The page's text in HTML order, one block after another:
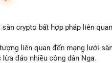
#tichluydaihan
crypto bất hợp pháp liên
liên quan đến mạng lưới
đảo nhiều công dân Nga.